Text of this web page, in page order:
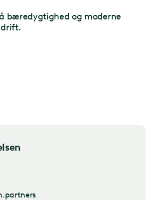
bæredygtighed og moderne